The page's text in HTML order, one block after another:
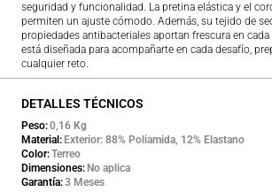
seguridad y funcionalidad. La pretina elástica y el
permiten un ajuste cómodo. Además, su tejido de
propiedades antibacteriales aportan frescura en
está diseñada para acompañarte en cada desafío,
cualquier reto.
DETALLES TÉCNICOS
Peso 0,16 Kg
Material
Exterior: 88% Poliamida, 12% Elastano
Color Terreo
Dimensiones No aplica
Garantía 3 Meses